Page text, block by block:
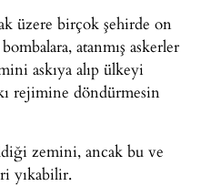
üzere birçok şehirde on
atanmış askerler
askıya alıp ülkeyi
rejimine döndürmesin
zemini, ancak bu ve
yıkabilir.